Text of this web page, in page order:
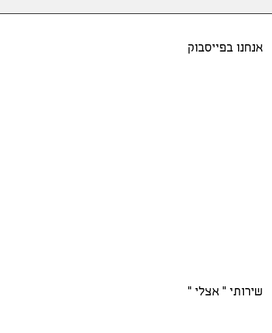
אנחנו בפייסבוק
שירותי " אצלי "